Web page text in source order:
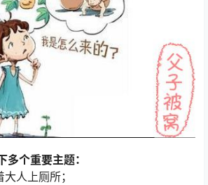
个重要主题：
人上厕所；